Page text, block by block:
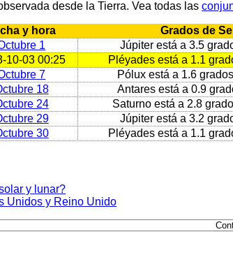
desde la Tierra. Vea todas las
y hora
Grados de
1
Júpiter está a 3.5
10-03 00:25
Pléyades está a 1.1
7
Pólux está a 1.6
18
Antares está a 0.9
24
Saturno está a 2.8
29
Júpiter está a 3.2
30 Pléyades está a 1.1
y lunar?
Unidos y Reino Unido